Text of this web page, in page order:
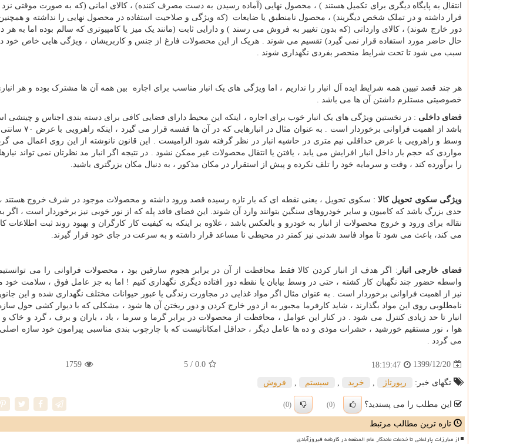
انتقال به پایگاه دیگری برای تکمیل هستند ) ، محصول نهایی (آماده رسیدن به دست مصرف کننده) ، کالای امانی (که به صورت موقتی نزد
قرار داشته و در تملک شخص دیگریند) ، محصول نامنطبق یا ضایعات (که ویژگی و صلاحیت استفاده در محصول نهایی را نداشته و همچنین
دور خارج شوند) ، کالای وارداتی (که بدون تغییر به فروش می رسند ) و دارایی ثابت (مانند یک میز یا کامپیوتری که سالم بوده اما به هر
حال حاضر مورد استفاده قرار نمی گیرد) تقسیم می شوند . هریک از این محصولات فارغ از جنس و کاربریشان ، ویژگی هایی خاص خود
سبب می شود تا تحت شرایط منحصر بفردی نگهداری شوند .
هر چند قصد تبیین همه شرایط ایده آل انبار را نداریم ، اما ویژگی های یک انبار مناسب برای اجاره بین همه آن ها مشترک بوده و هر
خصوصیتی مستلزم داشتن آن ها می باشد .
فضای داخلی : در نخستین ویژگی های یک انبار خوب برای اجاره ، اینکه این محیط دارای فضایی کافی برای دسته بندی اجناس و چینشی
باشد از اهمیت فراوانی برخوردار است . به عنوان مثال در
وسط و راهرویی با عرض حداقلی نیم متری در حاشیه انبار در نظر گرفته شود الزامیست . این قانون نانوشته از این روی اعمال می
مواردی که حجم بار داخل انبار افرایش می یابد ، یافتن یا انتقال محصولات غیر ممکن نشود . در نتیجه اگر انبار مد نظرتان نمی تواند
را برآورده کند ، وقت و سرمایه خود را تلف نکرده و پیش از استقرار در مکان مذکور ، به دنبال مکان بزرگتری باشید.
ویژگی سکوی تحویل کالا: سکوی تحویل ، یعنی نقطه ای که بار تازه رسیده قصد ورود داشته و محصولات موجود در شرف خروج هستند ،
حدی بزرگ باشد که کامیون و سایر خودروهای سنگین بتوانند وارد آن شوند. این فضای فاقد پله که از نور خوبی نیز برخوردار است ، اگر
نقاله برای ورود و خروج محصولات از انبار به خودرو و بالعکس باشد ، علاوه بر اینکه به کیفیت کار کارگران و بهبود روند ثبت اطلاعات
می کند، باعث می شود تا مواد فاسد شدنی نیز کمتر در محیطی نا مساعد قرار داشته و به سرعت در جای خود قرار گیرند.
فضای خارجی انبار : اگر هدف از انبار کردن کالا فقط محافظت از آن در برابر هجوم سارقین بود ، محصولات فراوانی را می توانستیم
واسطه حضور چند نگهبان کار کشته ، حتی در وسط بیابان یا نقطه دور افتاده دیگری نگهداری کنیم ! اما به جز عامل فوق ، سلامت
نیز از اهمیت فراوانی برخوردار است . به عنوان مثال اگر مواد غذایی در مجاورت زندگی یا عبور حیوانات مختلف نگهداری شده و این
نامطلوبی روی این مواد بگذارند ، شاید کارفرما مجبور به از دور خارج کردن و دور ریختن آن ها شود ، مشکلی که با دیوار کشی حول
انبار تا حد زیادی کنترل می شود . در کنار این عوامل ، محافظت از محصولات در برابر گرما و سرما ، باد ، باران و برف ، گرد و خاک و
هوا ، نور مستقیم خورشید ، حشرات موذی و ده ها عامل دیگر ، حداقل امکاناتیست که با چارچوب بندی مناسبی پیرامون خود سازه
می گردد .
1399/12/20
18:19:47
0.0
/ 5
1759
تگهای خبر: رپورتاژ خرید سیستم فروش
این مطلب را می پسندید؟ (0)
(0)
تازه ترین مطالب مرتبط
از مبارزات پارلمانی تا خدمات ماندگار عام المنفعه در کارنامه فیروزآبادی